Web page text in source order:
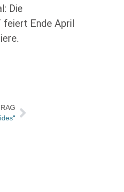
Die
feiert Ende April